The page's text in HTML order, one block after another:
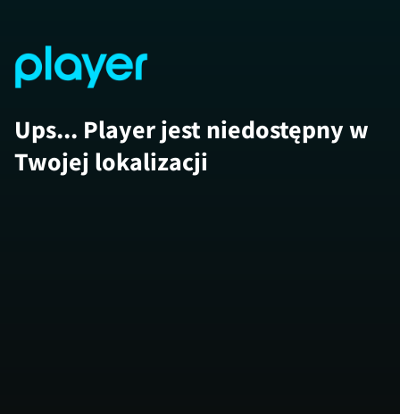
Ups... Player jest niedostępny w
Twojej lokalizacji